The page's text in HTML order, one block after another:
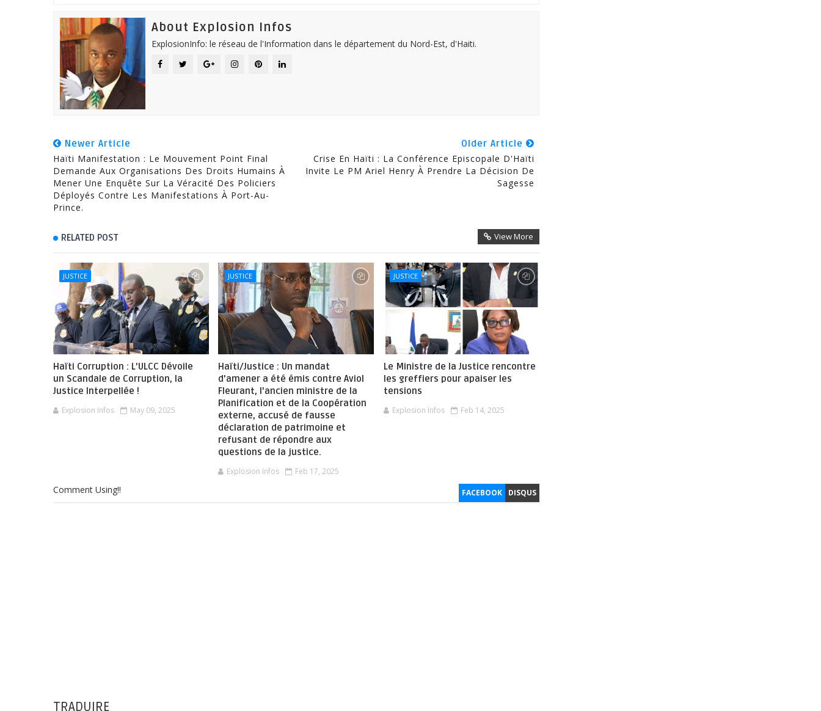
About Explosion Infos
ExplosionInfo: le réseau de l'Information dans le département du Nord-Est, d'Haiti.
Newer Article
Haïti Manifestation : Le Mouvement Point Final
Demande Aux Organisations Des Droits Humains À
Mener Une Enquête Sur La Véracité Des Policiers
Déployés Contre Les Manifestations À Port-Au-
Prince.
Older Article
Crise En Haïti : La Conférence Episcopale D'Haïti
Invite Le PM Ariel Henry À Prendre La Décision De
Sagesse
RELATED POST View More
JUSTICE
Haïti Corruption : L'ULCC Dévoile
un Scandale de Corruption, la
Justice Interpellée !
Explosion Infos May 09, 2025
JUSTICE
Haïti/Justice : Un mandat
d'amener a été émis contre Aviol
Fleurant, l'ancien ministre de la
Planification et de la Coopération
externe, accusé de fausse
déclaration de patrimoine et
refusant de répondre aux
questions de la justice.
Explosion Infos Feb 17, 2025
JUSTICE
Le Ministre de la Justice rencontre
les greffiers pour apaiser les
tensions
Explosion Infos Feb 14, 2025
FACEBOOK DISQUS
Comment Using!!
TRADUIRE